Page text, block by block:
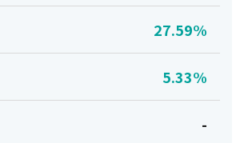
27.59%
5.33%
-